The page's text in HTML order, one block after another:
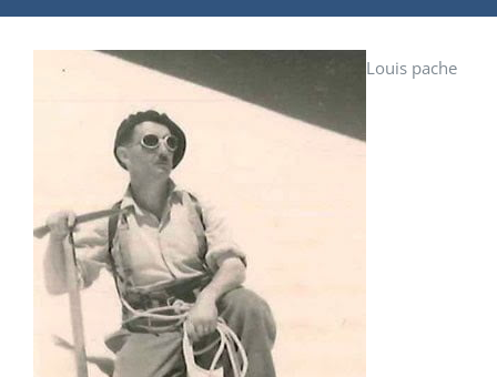
Louis pache